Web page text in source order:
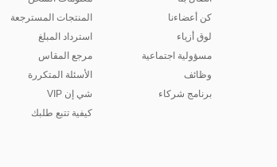
كن أعضاءنا
لوق أزياء
مسؤولية اجتماعية
وظائف
برنامج شركاء
المنتجات المسترجعة
استرداد المبلغ
مرجع المقاس
الأسئلة المتكررة
شي إن VIP
كيفية تتبع طلبك